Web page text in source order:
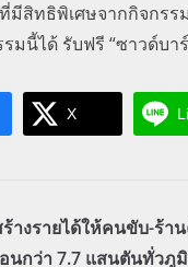
สิทธิพิเศษจากกิจกรร
นี้ได้ รับฟรี “ซาวด์บา
X
างรายได้ให้คนขับ-ร้า
นกว่า 7.7 แสนตันทั่วภู